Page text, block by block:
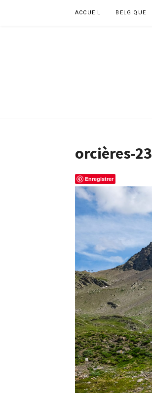
ACCUEIL BELGIQUE
orcières-23
Enregistrer